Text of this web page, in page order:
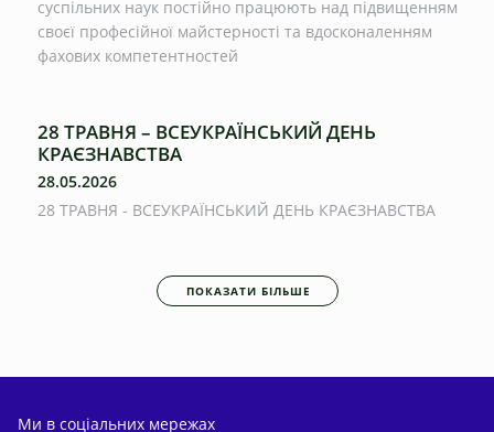
суспільних наук постійно працюють над підвищенням
своєї професійної майстерності та вдосконаленням
фахових компетентностей
28 ТРАВНЯ – ВСЕУКРАЇНСЬКИЙ ДЕНЬ
КРАЄЗНАВСТВА
28.05.2026
28 ТРАВНЯ - ВСЕУКРАЇНСЬКИЙ ДЕНЬ КРАЄЗНАВСТВА
ПОКАЗАТИ БІЛЬШЕ
Ми в соціальних мережах